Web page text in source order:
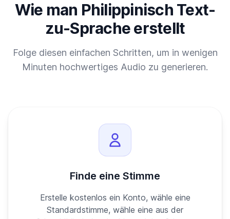
Wie man Philippinisch Text-
zu-Sprache erstellt
Folge diesen einfachen Schritten, um in wenigen
Minuten hochwertiges Audio zu generieren.
Finde eine Stimme
Erstelle kostenlos ein Konto, wähle eine
Standardstimme, wähle eine aus der